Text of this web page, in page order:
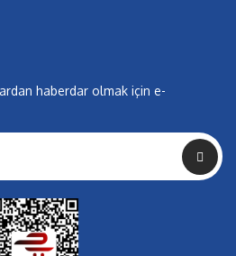
haberdar olmak için e-